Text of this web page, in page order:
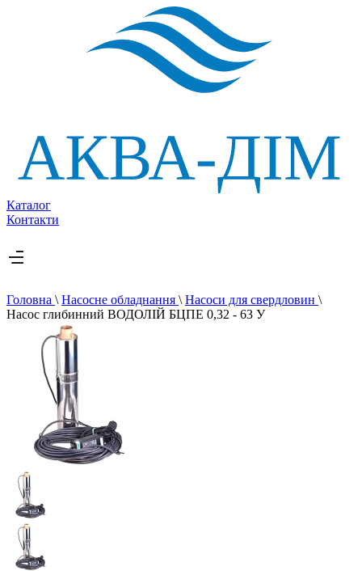
Каталог
Контакти
Головна \ Насосне обладнання \ Насоси для свердловин \
Насос глибинний ВОДОЛІЙ БЦПЕ 0,32 - 63 У